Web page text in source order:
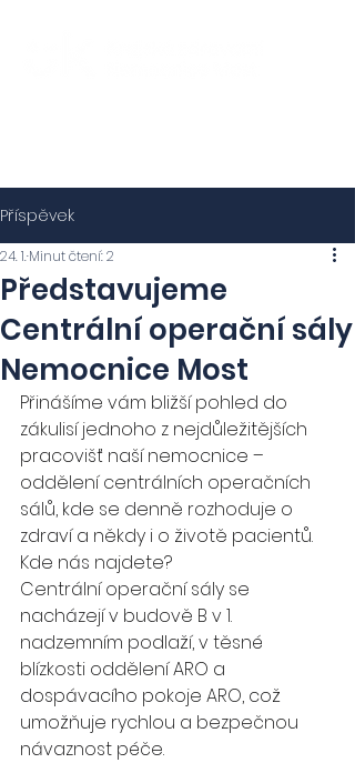
Příspěvek
Představujeme
Centrální operační sály
Nemocnice Most
24. 1.Minut čtení: 2
Přinášíme vám bližší pohled do
zákulisí jednoho z nejdůležitějších
pracovišť naší nemocnice –
oddělení centrálních operačních
sálů, kde se denně rozhoduje o
zdraví a někdy i o životě pacientů.
Kde nás najdete?
Centrální operační sály se
nacházejí v budově B v 1.
nadzemním podlaží, v těsné
blízkosti oddělení ARO a
dospávacího pokoje ARO, což
umožňuje rychlou a bezpečnou
návaznost péče.